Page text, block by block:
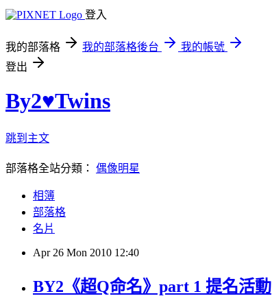
登入
我的部落格 我的部落格後台
我的帳號
登出
By2♥Twins
跳到主文
部落格全站分類： 偶像明星
相簿
部落格
名片
Apr 26 Mon 2010 12:40
BY2《超Q命名》part 1 提名活動